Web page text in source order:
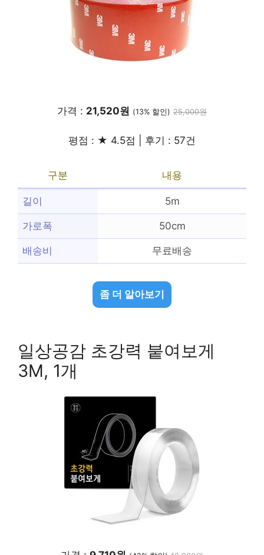
가격 : 21,520원 (13% 할인) 25,000원
평점 : ★ 4.5점 | 후기 : 57건
구분 내용
길이 5m
가로폭 50cm
배송비 무료배송
좀 더 알아보기
일상공감 초강력 붙여보게
3M, 1개